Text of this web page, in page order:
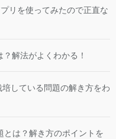
リを使ってみたので正直な
解法がよくわかる！
培している問題の解き方をわ
とは？解き方のポイントを